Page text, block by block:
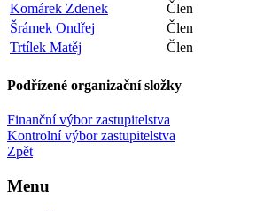
Komárek Zdenek
Člen
Šrámek Ondřej
Člen
Trtílek Matěj
Člen
Podřízené organizační složky
Finanční výbor zastupitelstva
Kontrolní výbor zastupitelstva
Zpět
Menu